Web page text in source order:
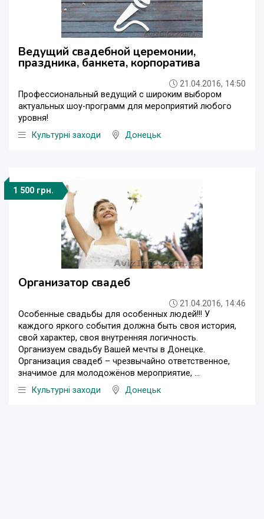
Ведущий свадебной церемонии,
праздника, банкета, корпоратива
21.04.2016, 14:50
Профессиональный ведущий с широким выбором
актуальных шоу-программ для мероприятий любого
уровня!
Культурні заходи
Донецьк
1 500 грн.
Организатор свадеб
21.04.2016, 14:46
Особенные свадьбы для особенных людей!!! У
каждого яркого события должна быть своя история,
свой характер, своя внутренняя логичность.
Организуем свадьбу Вашей мечты в Донецке.
Организация свадеб – чрезвычайно ответственное,
значимое для молодожёнов мероприятие, ...
Культурні заходи
Донецьк